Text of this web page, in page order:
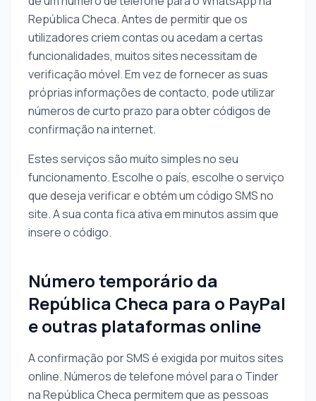
República Checa. Antes de permitir que os
utilizadores criem contas ou acedam a certas
funcionalidades, muitos sites necessitam de
verificação móvel. Em vez de fornecer as suas
próprias informações de contacto, pode utilizar
números de curto prazo para obter códigos de
confirmação na internet.
Estes serviços são muito simples no seu
funcionamento. Escolhe o país, escolhe o serviço
que deseja verificar e obtém um código SMS no
site. A sua conta fica ativa em minutos assim que
insere o código.
Número temporário da
República Checa para o PayPal
e outras plataformas online
A confirmação por SMS é exigida por muitos sites
online. Números de telefone móvel para o Tinder
na República Checa permitem que as pessoas